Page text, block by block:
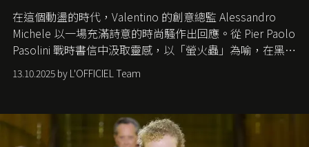
在這個動盪的時代， Valentino 的創意總監 Alessandro
Michele 以一場充滿詩意的時尚騷作出回應。從 Pier Paolo
Pasolini 戰時書信中汲取靈感，以「螢火蟲」為喻，在黑暗
中找尋希望的微光。
13.10.2025 by L'OFFICIEL Team